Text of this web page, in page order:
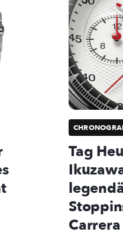
Tag
Carrera